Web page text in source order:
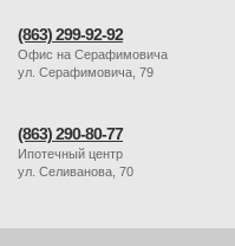
(863) 299-92-92
Офис на Серафимовича
ул. Серафимовича, 79
(863) 290-80-77
Ипотечный центр
ул. Селиванова, 70